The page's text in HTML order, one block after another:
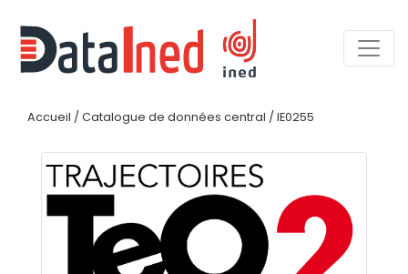
Accueil / Catalogue de données central / IE0255